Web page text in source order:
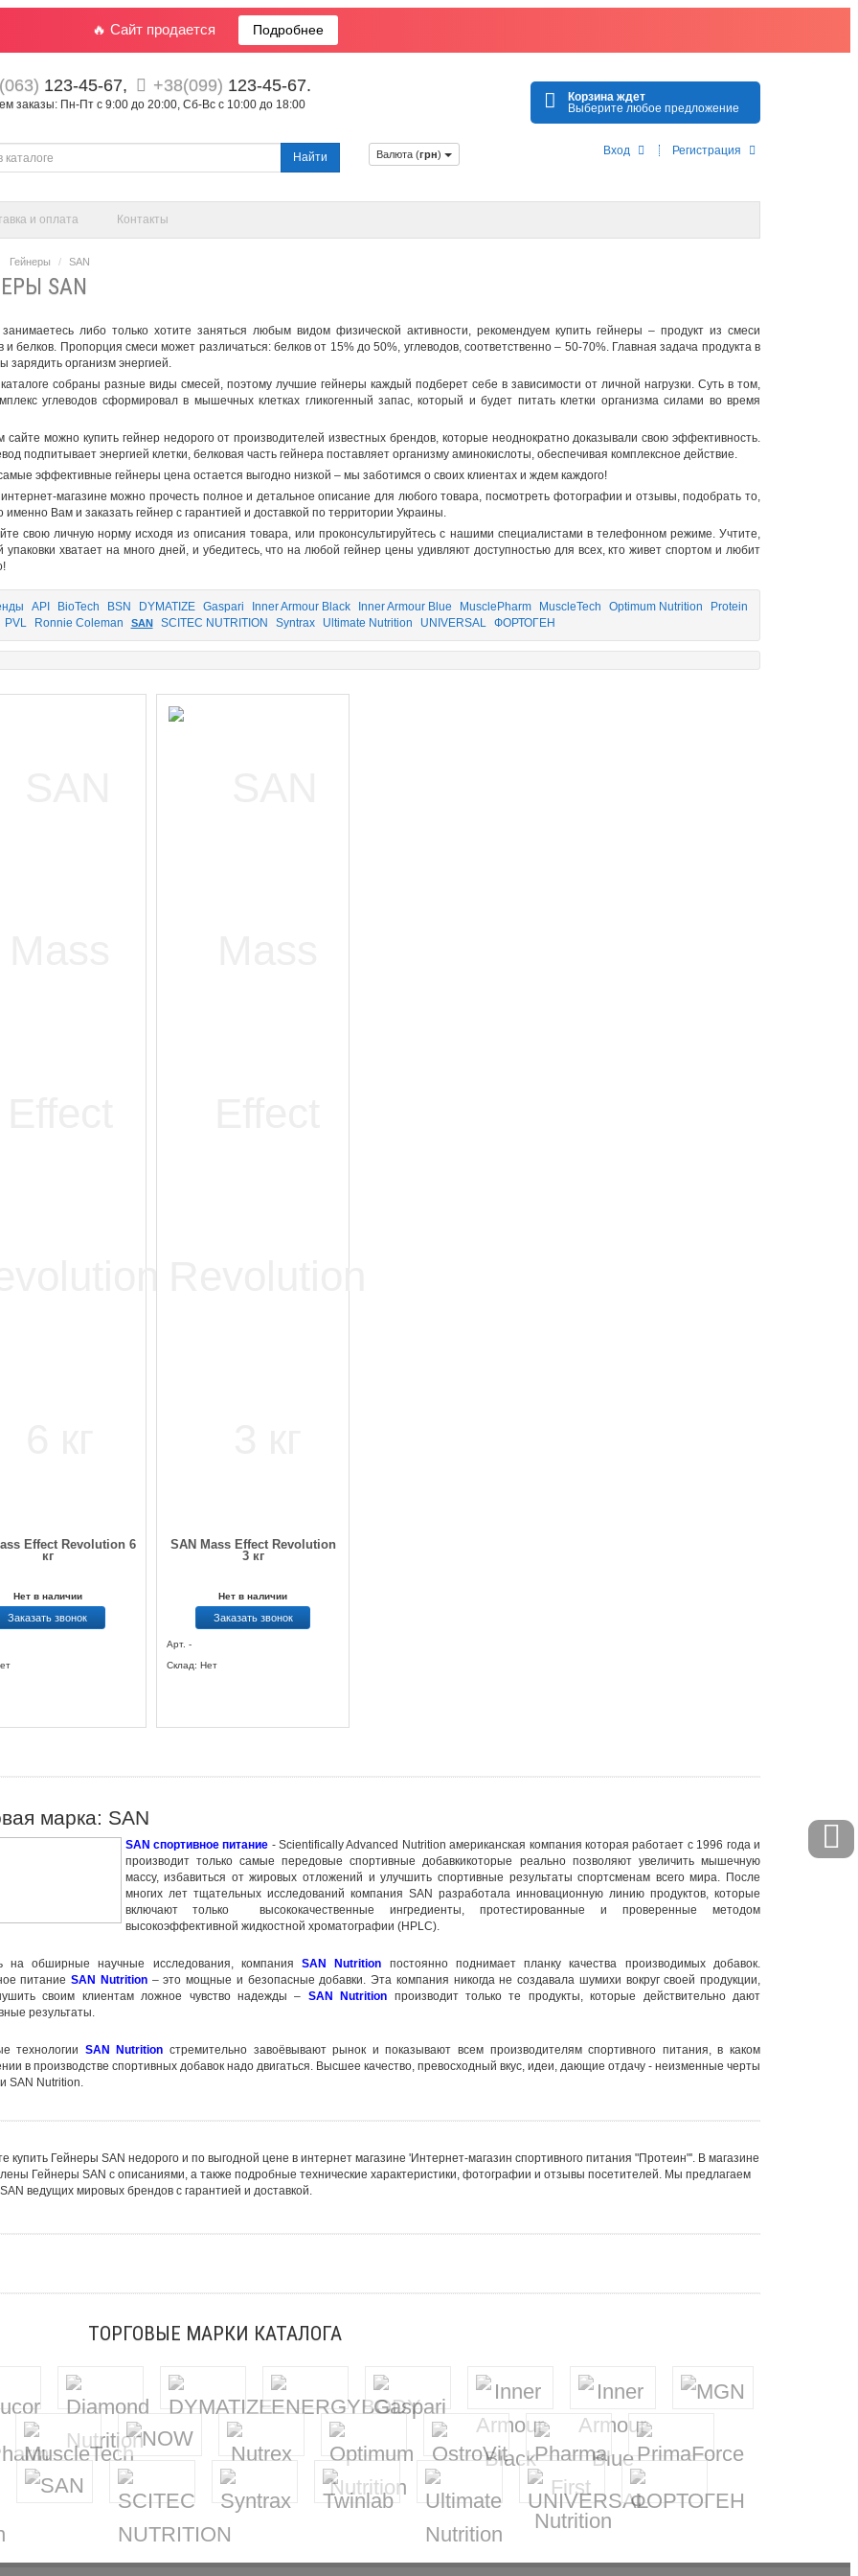
🔥 Сайт продается Подробнее
123-45-67, +38(099) 123-45-67.
заказы: Пн-Пт с 9:00 до 20:00, Сб-Вс с 10:00 до 18:00
Корзина ждет
Выберите любое предложение
Найти Вход Регистрация
Валюта (грн)
и оплата Контакты
Гейнеры SAN
SAN
либо только хотите заняться любым видом физической активности, рекомендуемкупить гейнеры – продукт из смеси
и белков. Пропорция смеси может различаться: белков от 15% до 50%, углеводов, соответственно – 50-70%. Главная задача продукта в
зарядить организм энергией.
собраны разные виды смесей, поэтомулучшие гейнеры каждый подберет себе в зависимости от личной нагрузки. Суть в том,
углеводов сформировал в мышечных клетках гликогенный запас, который и будет питать клетки организма силами во время
сайте можно купить гейнер недорогоот производителей известных брендов, которые неоднократно доказывали свою эффективность.
подпитывает энергией клетки, белковая часть гейнера поставляет организму аминокислоты, обеспечивая комплексное действие.
эффективные гейнеры ценаостается выгодно низкой – мы заботимся о своих клиентах и ждем каждого!
магазине можно прочесть полное и детальное описание для любого товара, посмотреть фотографии и отзывы, подобрать то,
именно Вам и заказать гейнерс гарантией и доставкой по территории Украины.
свою личную норму исходя из описания товара, или проконсультируйтесь с нашими специалистами в телефонном режиме. Учтите,
упаковки хватает на много дней, и убедитесь, что на любойгейнер цены удивляют доступностью для всех, кто живет спортом и любит
API BioTech BSN DYMATIZE Gaspari Inner Armour Black Inner Armour Blue MusclePharm MuscleTech Optimum Nutrition
Protein
PVL Ronnie Coleman SAN SCITEC NUTRITION Syntrax Ultimate Nutrition UNIVERSAL ФОРТОГЕН
Effect Revolution 6
кг
Нет в наличии
Заказать звонок
SAN Mass Effect Revolution
3 кг
Нет в наличии
Заказать звонок
Арт. -
Склад: Нет
марка: SAN
SAN спортивное питание - Scientifically Advanced Nutrition американская компания которая работает с 1996 года и
производит только самые передовые спортивные добавкикоторые реально позволяют увеличить мышечную
массу, избавиться от жировых отложений и улучшить спортивные результаты спортсменам всего мира. После
многих лет тщательных исследований компания SAN разработала инновационную линию продуктов, которые
включают только высококачественные ингредиенты, протестированные и проверенные методом
высокоэффективной жидкостной хроматографии (HPLC).
на обширные научные исследования, компанияSAN Nutrition постоянно поднимает планку качества производимых добавок.
питание SAN Nutrition– это мощные и безопасные добавки. Эта компания никогда не создавала шумихи вокруг своей продукции,
своим клиентам ложное чувство надежды – SAN Nutrition производит только те продукты, которые действительно дают
результаты.
технологии SAN Nutrition стремительно завоёвывают рынок и показывают всем производителям спортивного питания, в каком
в производстве спортивных добавок надо двигаться. Высшее качество, превосходный вкус, идеи, дающие отдачу - неизменные черты
SAN Nutrition.
купить Гейнеры SAN недорого и по выгодной цене в интернет магазине 'Интернет-магазин спортивного питания "Протеин"'. В магазине
Гейнеры SAN с описаниями, а также подробные технические характеристики, фотографии и отзывы посетителей. Мы предлагаем
ведущих мировых брендов с гарантией и доставкой.
ТОРГОВЫЕ МАРКИ КАТАЛОГА